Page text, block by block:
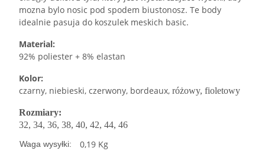
mozna bylo nosic pod spodem biustonosz. Te body
idealnie pasuja do koszulek meskich basic.
Material:
92% poliester + 8% elastan
Kolor:
czarny, niebieski, czerwony, bordeaux, różowy, fioletowy
Rozmiary:
32, 34, 36, 38, 40, 42, 44, 46
Waga wysyłki: 0,19 Kg